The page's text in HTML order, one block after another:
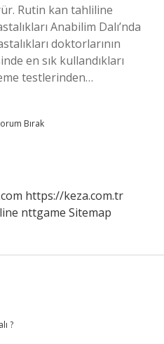
Rutin kan tahliline
Anabilim Dalı’nda
doktorlarının
en sık kullandıkları
testlerinden…
Bırak
https://keza.com.tr
nttgame Sitemap
?